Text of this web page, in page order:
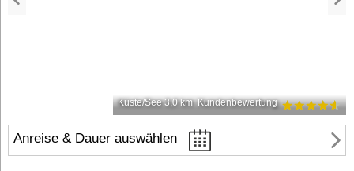
Küste/See 3,0 km Kundenbewertung
Anreise & Dauer auswählen